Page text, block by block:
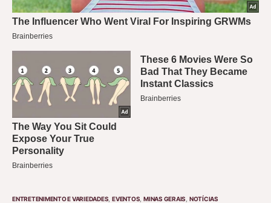
ENTRETENIMENTO E VARIEDADES EVENTOS MINAS GERAIS NOTÍCIAS